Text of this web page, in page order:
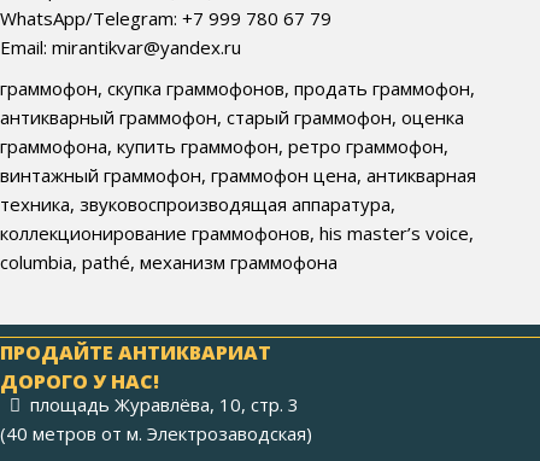
WhatsApp/Telegram: +7 999 780 67 79
Email: mirantikvar@yandex.ru
граммофон, скупка граммофонов, продать граммофон,
антикварный граммофон, старый граммофон, оценка
граммофона, купить граммофон, ретро граммофон,
винтажный граммофон, граммофон цена, антикварная
техника, звуковоспроизводящая аппаратура,
коллекционирование граммофонов, his master’s voice,
columbia, pathé, механизм граммофона
ПРОДАЙТЕ АНТИКВАРИАТ
ДОРОГО У НАС!
площадь Журавлёва, 10, стр. 3
(40 метров от м. Электрозаводская)